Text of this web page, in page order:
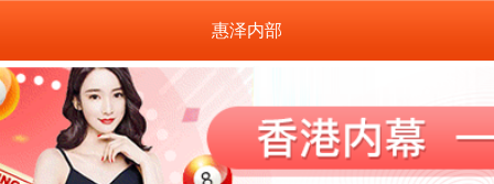
惠泽内部